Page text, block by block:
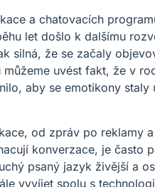
a chatovacích
let došlo k dalšímu
silná, že se začaly
uvést fakt, že v
aby se emotikony staly
od zpráv po reklamy
konverzace, je často
psaný jazyk živější a
vyvíjet spolu s